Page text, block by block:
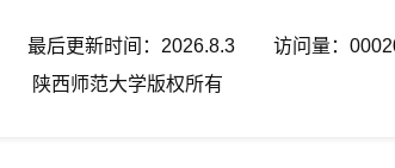
最后更新时间： 2026.8.3 访问量：
陕西师范大学版权所有